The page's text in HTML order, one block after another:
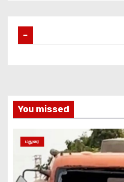
–
You missed
மதுரை